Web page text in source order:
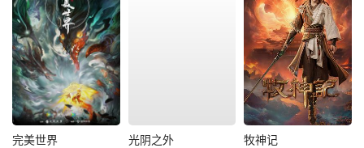
完美世界 光阴之外 牧神记